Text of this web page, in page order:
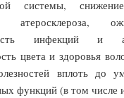
системы,
атеросклероза,
инфекций и
цвета и здоровья
вплоть до
функций (в том числе